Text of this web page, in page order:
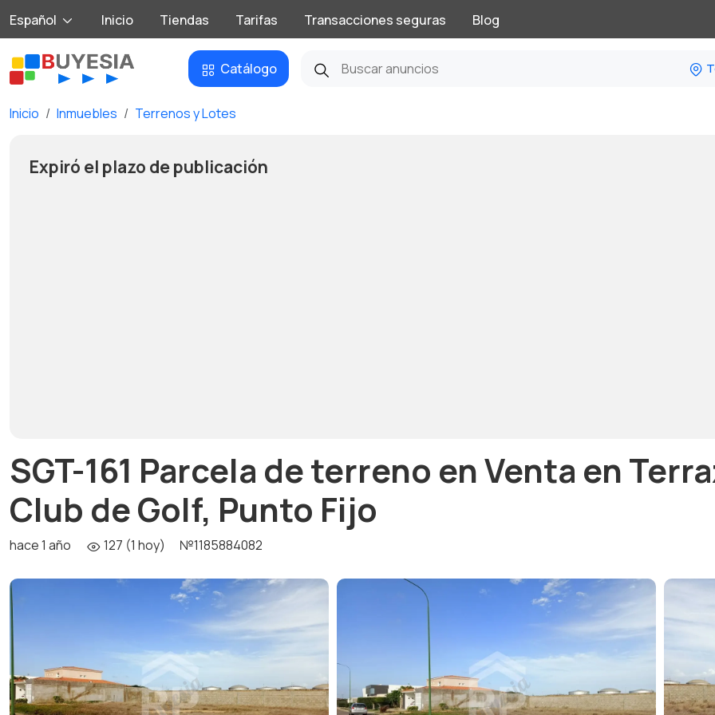
Español Inicio Tiendas Tarifas Transacciones seguras Blog
Catálogo
Inicio Inmuebles Terrenos y Lotes
Expiró el plazo de publicación
SGT-161 Parcela de terreno en Venta en
Club de Golf, Punto Fijo
hace 1 año 127 (1 hoy) №1185884082